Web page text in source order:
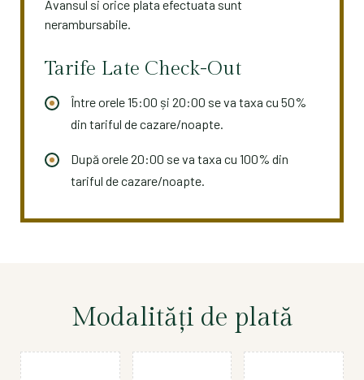
Avansul si orice plata efectuata sunt
nerambursabile.
Tarife Late Check-Out
Între orele 15:00 și 20:00 se va taxa cu 50%
din tariful de cazare/noapte.
După orele 20:00 se va taxa cu 100% din
tariful de cazare/noapte.
Modalităţi de plată